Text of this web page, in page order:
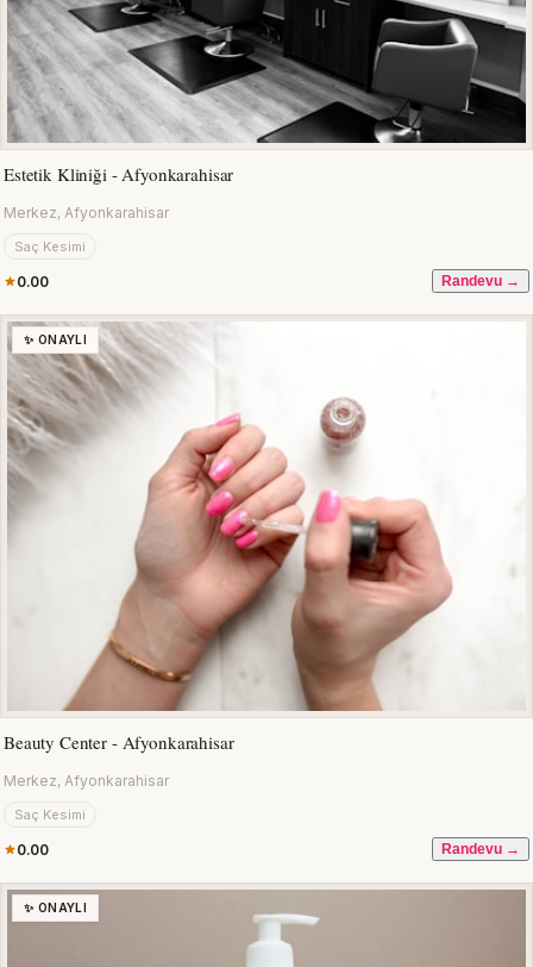
Estetik Kliniği - Afyonkarahisar
Merkez, Afyonkarahisar
Saç Kesimi
0.00 Randevu →
✨ ONAYLI
Beauty Center - Afyonkarahisar
Merkez, Afyonkarahisar
Saç Kesimi
0.00 Randevu →
✨ ONAYLI